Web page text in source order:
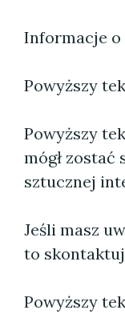
Informacje o
Powyższy
Powyższy
mógł zostać
sztucznej
Jeśli masz
to
Powyższy